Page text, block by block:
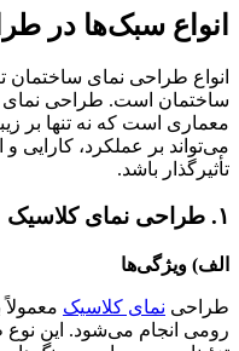
انواع سبک‌ها در
انواع طراحی نمای ساختمان
ساختمان است. طراحی نمای
معماری است که نه تنها بر
می‌تواند بر عملکرد، کارایی
تأثیرگذار باشد.
۱. طراحی نمای کلاسیک
الف) ویژگی‌ها
طراحی نمای کلاسیک
رومی انجام می‌شود. این